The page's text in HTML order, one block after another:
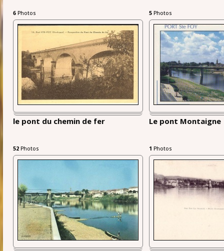
6 Photos 5 Photos
le pont du chemin de fer
52 Photos
Le pont Montaigne
1 Photos